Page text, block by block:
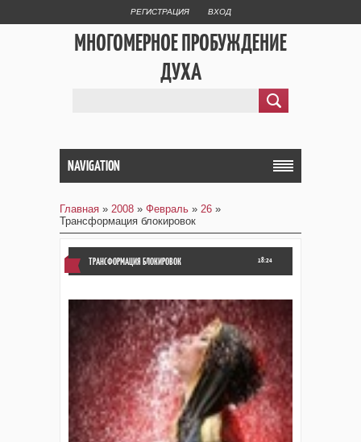
РЕГИСТРАЦИЯ ВХОД
МНОГОМЕРНОЕ ПРОБУЖДЕНИЕ
ДУХА
NAVIGATION
Главная » 2008 » Февраль » 26 »
Трансформация блокировок
18:24
ТРАНСФОРМАЦИЯ БЛОКИРОВОК